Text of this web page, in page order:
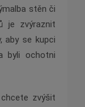
stěn či
je zvýraznit
aby se kupci
byli ochotni
zvýšit